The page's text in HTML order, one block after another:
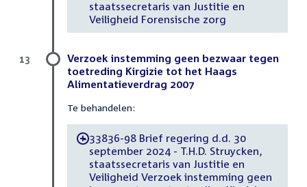
staatssecretaris van Justitie en
Veiligheid Forensische zorg
Verzoek instemming geen bezwaar tegen
toetreding Kirgizie tot het Haags
Alimentatieverdrag 2007
Te behandelen:
-33836-98 Brief regering d.d. 30
september 2024 - T.H.D. Struycken,
staatssecretaris van Justitie en
Veiligheid Verzoek instemming geen
13